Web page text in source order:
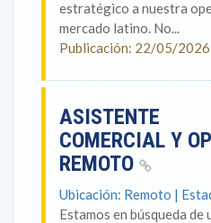
estratégico a nuestra
mercado latino. No...
Publicación: 22/05/
ASISTENTE
COMERCIAL Y
REMOTO
Ubicación: Remoto |
Estamos en búsqueda